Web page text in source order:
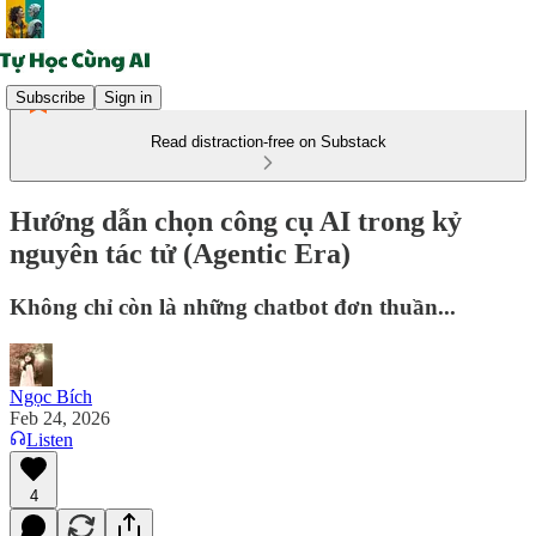
Subscribe Sign in
Read distraction-free on Substack
Hướng dẫn chọn công cụ AI trong kỷ
nguyên tác tử (Agentic Era)
Không chỉ còn là những chatbot đơn thuần...
Ngọc Bích
Feb 24, 2026
Listen
4